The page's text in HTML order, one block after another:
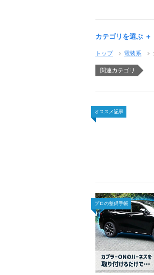
カテゴリを選ぶ ＋
トップ 電装系
関連カテゴリ
オススメ記事
プロの整備手帳